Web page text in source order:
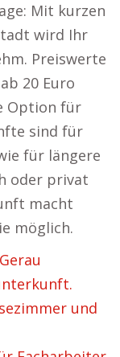
Mit kurzen
wird Ihr
Preiswerte
20 Euro
Option für
sind für
für längere
oder privat
macht
möglich.
und